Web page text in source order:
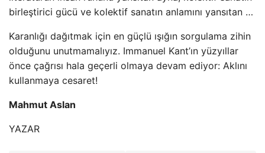
birleştirici gücü ve kolektif sanatın anlamını yansıtan …
Karanlığı dağıtmak için en güçlü ışığın sorgulama zihin
olduğunu unutmamalıyız. Immanuel Kant’ın yüzyıllar
önce çağrısı hala geçerli olmaya devam ediyor: Aklını
kullanmaya cesaret!
Mahmut Aslan
YAZAR